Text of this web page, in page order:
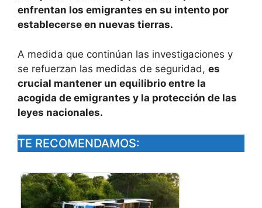
enfrentan los emigrantes en su intento por
establecerse en nuevas tierras.
A medida que continúan las investigaciones y
se refuerzan las medidas de seguridad, es
crucial mantener un equilibrio entre la
acogida de emigrantes y la protección de las
leyes nacionales.
TE RECOMENDAMOS: